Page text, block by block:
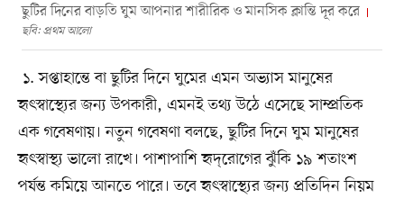
ছুটির দিনের বাড়তি ঘুম আপনার শারীরিক ও মানসিক ক্লান্তি দূর করে
ছবি: প্রথম আলো
১. সপ্তাহান্তে বা ছুটির দিনে ঘুমের এমন অভ্যাস মানুষের
হৃৎস্বাস্থ্যের জন্য উপকারী, এমনই তথ্য উঠে এসেছে সাম্প্রতিক
এক গবেষণায়। নতুন গবেষণা বলছে, ছুটির দিনে ঘুম মানুষের
হৃৎস্বাস্থ্য ভালো রাখে। পাশাপাশি হৃদ্‌রোগের ঝুঁকি ১৯ শতাংশ
পর্যন্ত কমিয়ে আনতে পারে। তবে হৃৎস্বাস্থ্যের জন্য প্রতিদিন নিয়ম